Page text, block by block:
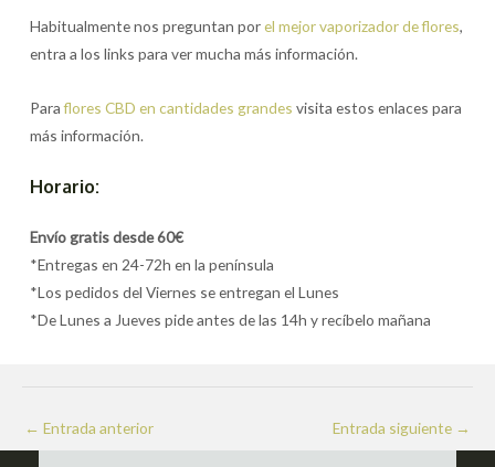
Habitualmente nos preguntan porel mejor vaporizador de flores,
entra a los links para ver mucha más información.
Paraflores CBD en cantidades grandes visita estos enlaces para
más información.
Horario:
Envío gratis desde 60€
*Entregas en 24-72h en la península
*Los pedidos del Viernes se entregan el Lunes
*De Lunes a Jueves pide antes de las 14h y recíbelo mañana
Navegación
de
← Entrada anterior Entrada siguiente →